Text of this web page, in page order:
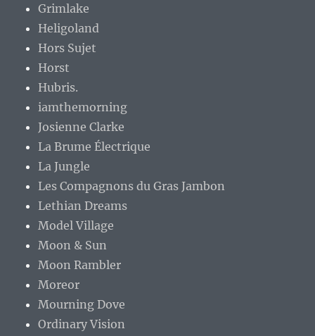
Grimlake
Heligoland
Hors Sujet
Horst
Hubris.
iamthemorning
Josienne Clarke
La Brume Électrique
La Jungle
Les Compagnons du Gras Jambon
Lethian Dreams
Model Village
Moon & Sun
Moon Rambler
Moreor
Mourning Dove
Ordinary Vision